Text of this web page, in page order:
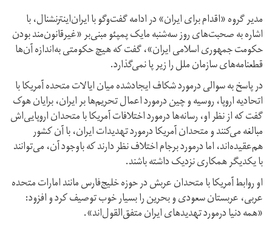
مدیر گروه «اقدام برای ایران» در ادامه گفت‌وگو با ایران‌اینترنشنال، با
اشاره به صحبت‌های روز سه‌شنبه مایک پمپئو مبنی‌بر «غیرقانون‌مند بودن
حکومت جمهوری اسلامی ایران»، گفت که هیچ حکومتی به‌اندازه‌ آن‌ها
قطعنامه‌های سازمان ملل را زیر پا نمی‌گذارد.
در پاسخ به سوالی درمورد شکاف ایجادشده میان ایالات متحده آمریکا با
اتحادیه اروپا، روسیه و چین درمورد اعمال تحریم‌ها بر ایران، برایان هوک
گفت که از نظر او، رسانه‌ها درمورد اختلافات آمریکا با متحدان اروپایی‌اش
مبالغه می‌کنند و متحدان آمریکا درمورد تهدیدات ایران، با آن کشور
هم‌عقیده‌اند، اما درمورد برجام اختلاف نظر دارند که باوجود آن، می‌توانند
با یکدیگر همکاری نزدیک داشته باشند.
او روابط آمریکا با متحدان عربش در حوزه خلیج‌فارس مانند امارات متحده
عربی، عربستان‌ سعودی و بحرین را بسیار خوب توصیف کرد و افزود:
«همه دنیا درمورد تهدیدهای ایران متفق‌القول‌اند».